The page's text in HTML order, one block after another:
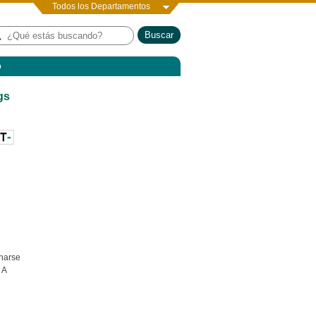
Todos los Departamentos
A